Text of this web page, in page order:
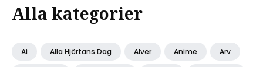
Alla kategorier
Ai Alla Hjärtans Dag Alver Anime Arv